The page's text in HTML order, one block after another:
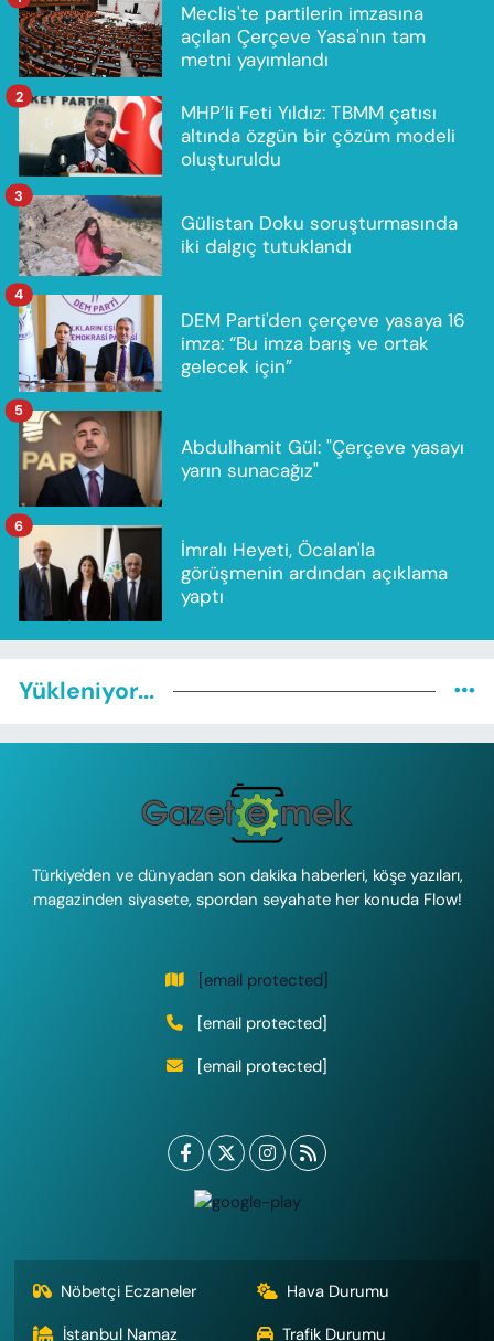
Meclis'te partilerin imzasına
açılan Çerçeve Yasa'nın tam
metni yayımlandı
MHP’li Feti Yıldız: TBMM çatısı
altında özgün bir çözüm modeli
oluşturuldu
2
Gülistan Doku soruşturmasında
iki dalgıç tutuklandı
3
DEM Parti'den çerçeve yasaya 16
imza: “Bu imza barış ve ortak
gelecek için”
4
Abdulhamit Gül: "Çerçeve yasayı
yarın sunacağız"
5
İmralı Heyeti, Öcalan'la
görüşmenin ardından açıklama
yaptı
6
Yükleniyor...
Türkiye'den ve dünyadan son dakika haberleri, köşe yazıları,
magazinden siyasete, spordan seyahate her konuda Flow!
[email protected]
[email protected]
[email protected]
Nöbetçi Eczaneler
Hava Durumu
İstanbul Namaz
Trafik Durumu